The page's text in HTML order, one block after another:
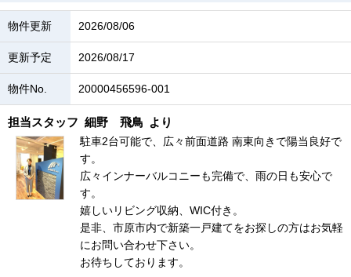
物件更新 2026/08/06
更新予定 2026/08/17
物件No. 20000456596-001
担当スタッフ 細野 飛鳥 より
駐車2台可能で、広々前面道路 南東向きで陽当良好で
す。
広々インナーバルコニーも完備で、雨の日も安心で
す。
嬉しいリビング収納、WIC付き。
是非、市原市内で新築一戸建てをお探しの方はお気軽
にお問い合わせ下さい。
お待ちしております。